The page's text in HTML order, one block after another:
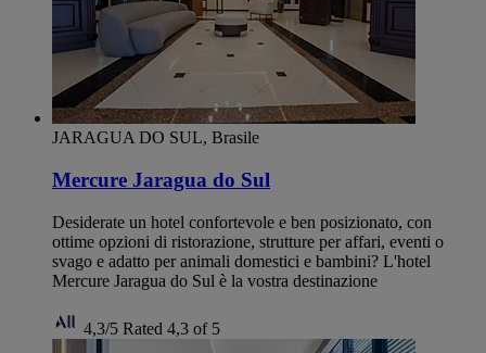
JARAGUA DO SUL, Brasile
Mercure Jaragua do Sul
Desiderate un hotel confortevole e ben posizionato, con
ottime opzioni di ristorazione, strutture per affari, eventi o
svago e adatto per animali domestici e bambini? L'hotel
Mercure Jaragua do Sul è la vostra destinazione
4,3/5 Rated 4,3 of 5